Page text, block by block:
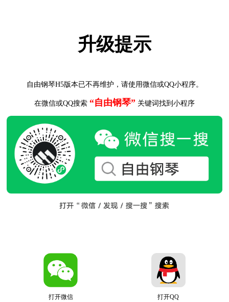
升级提示
自由钢琴H5版本已不再维护，请使用微信或QQ小程序。
在微信或QQ搜索 “自由钢琴” 关键词找到小程序
打开微信 打开QQ